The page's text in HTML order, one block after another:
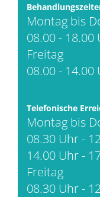
Montag bis
08.00 - 18.00
Freitag
08.00 - 14.00
Telefonische
Montag bis
08.30 Uhr -
14.00 Uhr -
Freitag
08.30 Uhr -